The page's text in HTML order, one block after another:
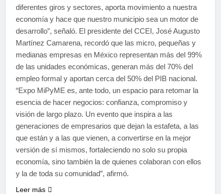
diferentes giros y sectores, aporta movimiento a nuestra
economía y hace que nuestro municipio sea un motor de
desarrollo”, señaló. El presidente del CCEI, José Augusto
Martínez Camarena, recordó que las micro, pequeñas y
medianas empresas en México representan más del 99%
de las unidades económicas, generan más del 70% del
empleo formal y aportan cerca del 50% del PIB nacional.
“Expo MiPyME es, ante todo, un espacio para retomar la
esencia de hacer negocios: confianza, compromiso y
visión de largo plazo. Un evento que inspira a las
generaciones de empresarios que dejan la estafeta, a las
que están y a las que vienen, a convertirse en la mejor
versión de sí mismos, fortaleciendo no solo su propia
economía, sino también la de quienes colaboran con ellos
y la de toda su comunidad”, afirmó.
Leer más